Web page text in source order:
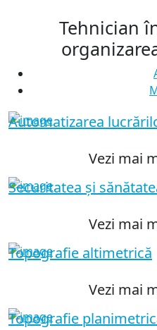
Tehnician
Automatizarea
Vezi mai
Securitatea și
Vezi mai
Topografie altimetrică
Vezi mai
Topografie